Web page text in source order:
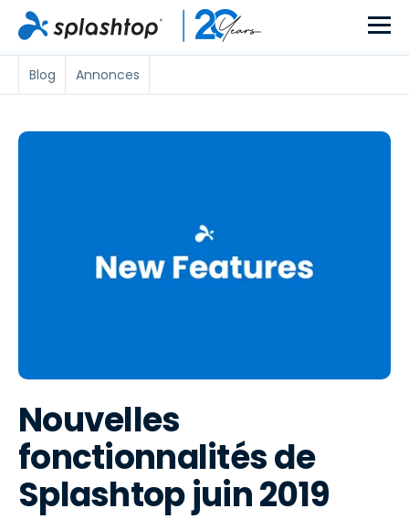
Blog Annonces
Nouvelles
fonctionnalités de
Splashtop juin 2019